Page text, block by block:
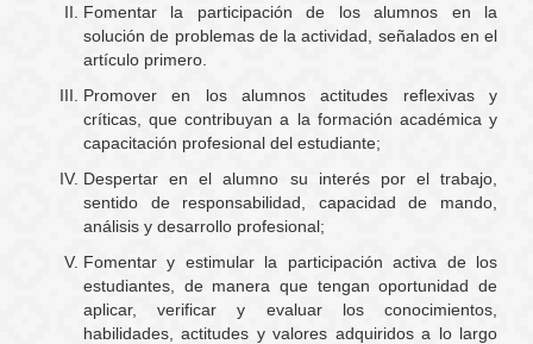
Fomentar la participación de los alumnos en la
solución de problemas de la actividad, señalados en el
artículo primero.
Promover en los alumnos actitudes reflexivas y
críticas, que contribuyan a la formación académica y
capacitación profesional del estudiante;
Despertar en el alumno su interés por el trabajo,
sentido de responsabilidad, capacidad de mando,
análisis y desarrollo profesional;
Fomentar y estimular la participación activa de los
estudiantes, de manera que tengan oportunidad de
aplicar, verificar y evaluar los conocimientos,
habilidades, actitudes y valores adquiridos a lo largo